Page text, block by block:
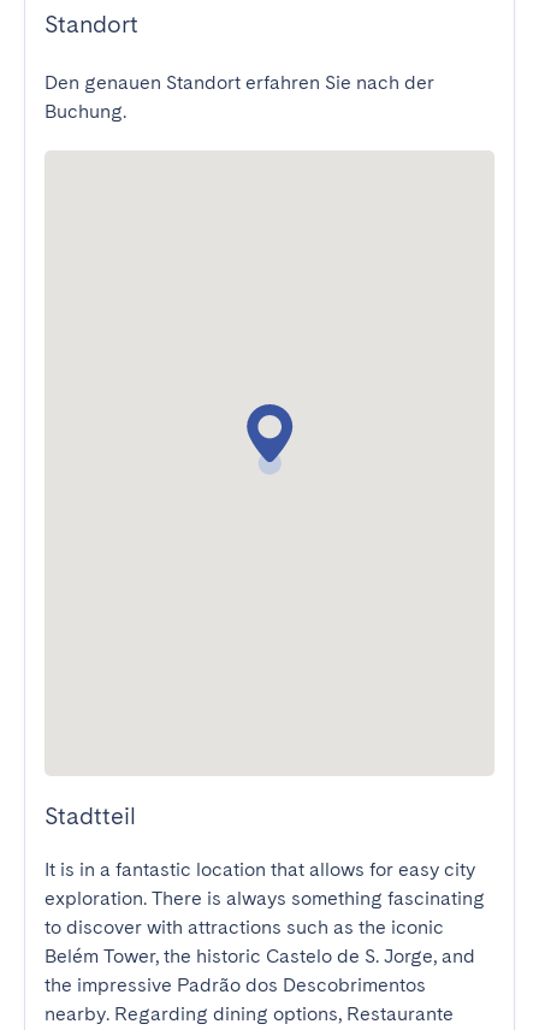
Standort
Den genauen Standort erfahren Sie nach der
Buchung.
Stadtteil
It is in a fantastic location that allows for easy city
exploration. There is always something fascinating
to discover with attractions such as the iconic
Belém Tower, the historic Castelo de S. Jorge, and
the impressive Padrão dos Descobrimentos
nearby. Regarding dining options, Restaurante